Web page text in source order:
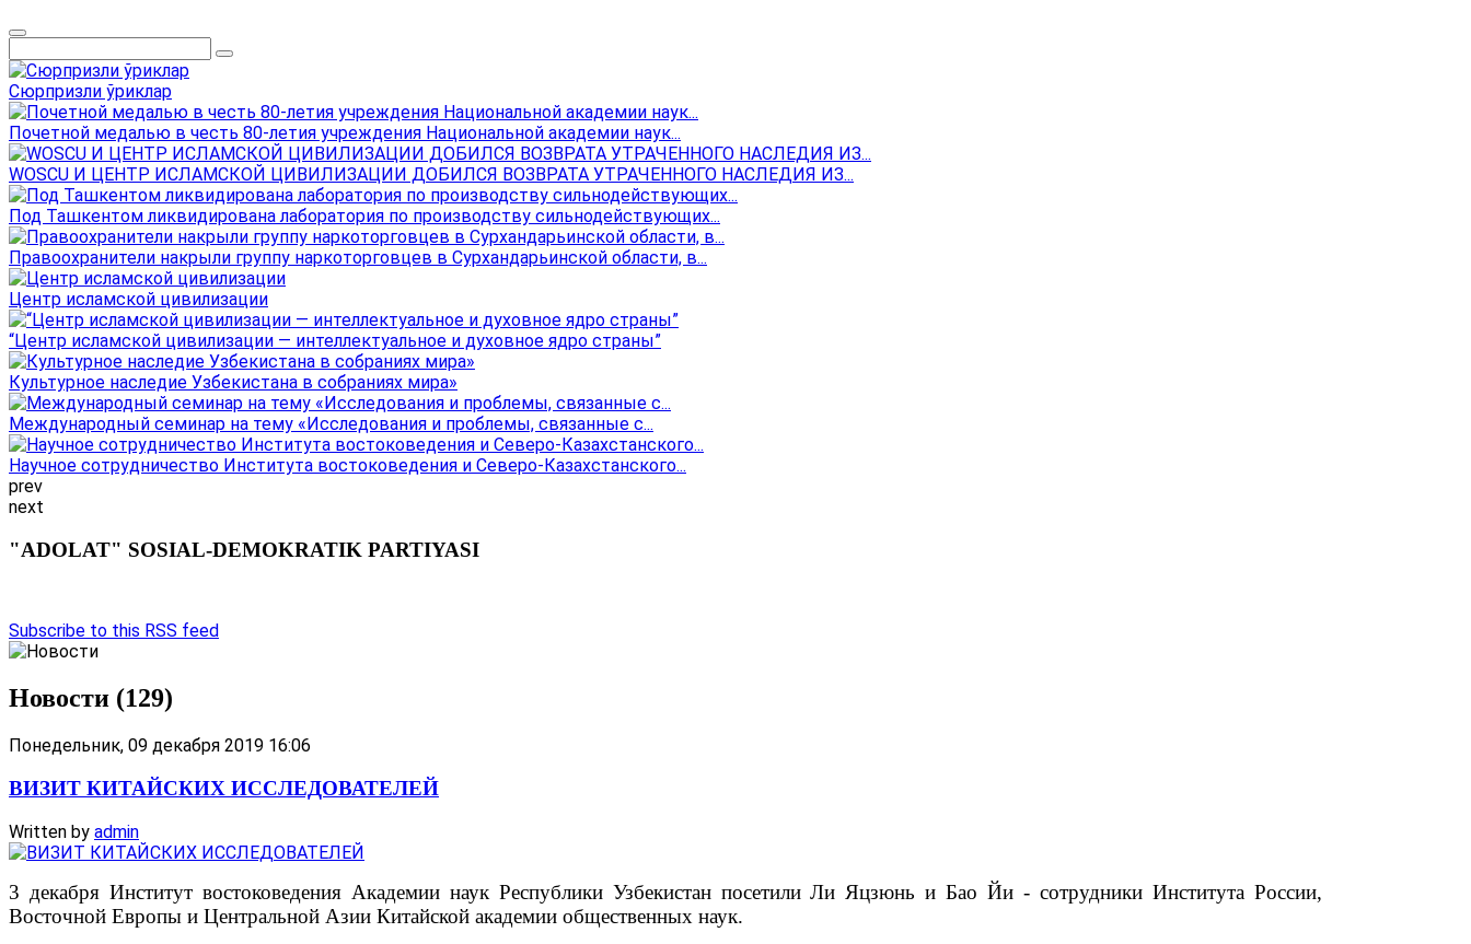
Сюрпризли ўриклар
Почетной медалью в честь 80-летия учреждения Национальной академии наук...
WOSCU И ЦЕНТР ИСЛАМСКОЙ ЦИВИЛИЗАЦИИ ДОБИЛСЯ ВОЗВРАТА УТРАЧЕННОГО НАСЛЕДИЯ ИЗ...
Под Ташкентом ликвидирована лаборатория по производству сильнодействующих...
Правоохранители накрыли группу наркоторговцев в Сурхандарьинской области, в...
Центр исламской цивилизации
“Центр исламской цивилизации — интеллектуальное и духовное ядро страны”
Культурное наследие Узбекистана в собраниях мира»
Международный семинар на тему «Исследования и проблемы, связанные с...
Научное сотрудничество Института востоковедения и Северо-Казахстанского...
prev
next
"ADOLAT" SOSIAL-DEMOKRATIK PARTIYASI
Subscribe to this RSS feed
Новости (129)
Понедельник, 09 декабря 2019 16:06
ВИЗИТ КИТАЙСКИХ ИССЛЕДОВАТЕЛЕЙ
Written by admin
3 декабря Институт востоковедения Академии наук Республики Узбекистан посетили Ли Яцзюнь и Бао Йи - сотрудники Института России,
Восточной Европы и Центральной Азии Китайской академии общественных наук.